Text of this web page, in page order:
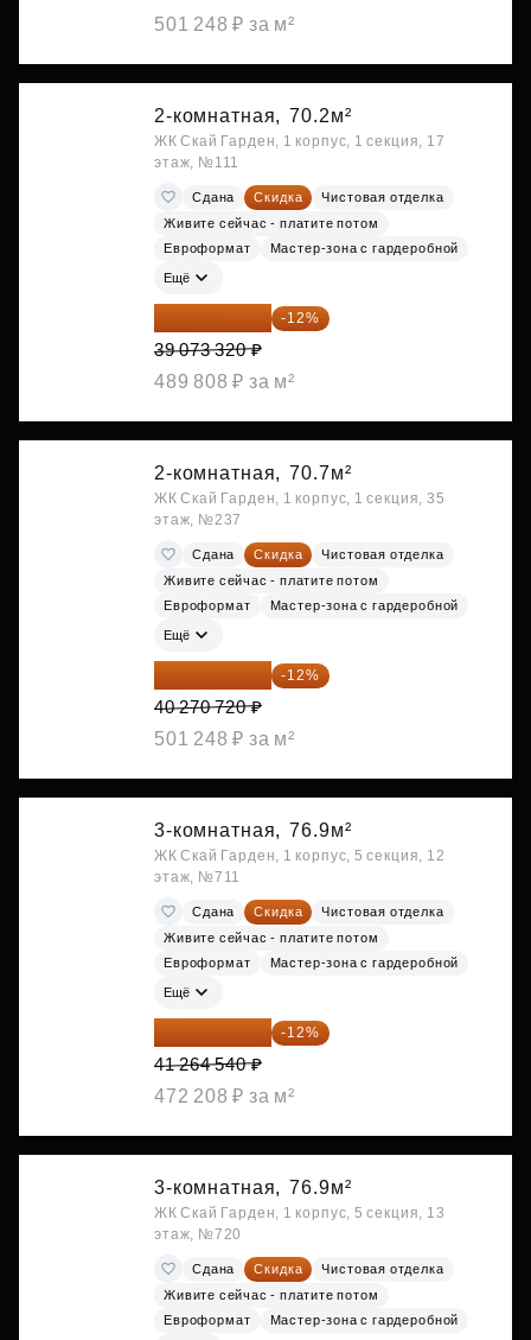
501 248 ₽ за м²
2-комнатная, 70.2м²
ЖК Скай Гарден, 1 корпус, 1 секция, 17
этаж, №111
Сдана Скидка
Чистовая отделка
Живите сейчас - платите потом
Евроформат
Мастер-зона с гардеробной
Ещё
34 384 522 ₽ -12%
39 073 320 ₽
489 808 ₽ за м²
2-комнатная, 70.7м²
ЖК Скай Гарден, 1 корпус, 1 секция, 35
этаж, №237
Сдана Скидка
Чистовая отделка
Живите сейчас - платите потом
Евроформат
Мастер-зона с гардеробной
Ещё
35 438 234 ₽ -12%
40 270 720 ₽
501 248 ₽ за м²
3-комнатная, 76.9м²
ЖК Скай Гарден, 1 корпус, 5 секция, 12
этаж, №711
Сдана Скидка
Чистовая отделка
Живите сейчас - платите потом
Евроформат
Мастер-зона с гардеробной
Ещё
36 312 795 ₽ -12%
41 264 540 ₽
472 208 ₽ за м²
3-комнатная, 76.9м²
ЖК Скай Гарден, 1 корпус, 5 секция, 13
этаж, №720
Сдана Скидка
Чистовая отделка
Живите сейчас - платите потом
Евроформат
Мастер-зона с гардеробной